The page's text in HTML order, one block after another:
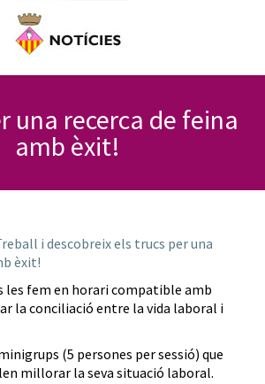
una recerca de feina
amb èxit!
i descobreix els trucs per una
èxit!
les fem en horari compatible amb
la conciliació entre la vida laboral i
(5 persones per sessió) que
millorar la seva situació laboral.